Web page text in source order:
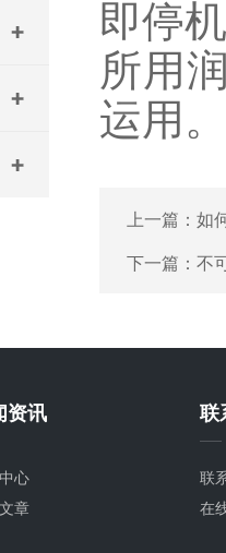
即停
所用
运用。
上一篇： 如
下一篇： 不
资讯
心
章
联
联
在